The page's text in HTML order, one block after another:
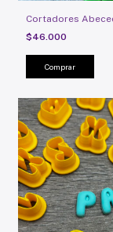
Cortadores
$46.000
Comprar